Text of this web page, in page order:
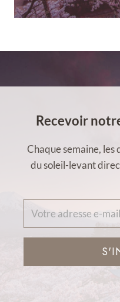
Recevoir
Chaque semaine,
du soleil-levant